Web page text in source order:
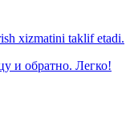
xizmatini taklif etadi.
и обратно. Легко!